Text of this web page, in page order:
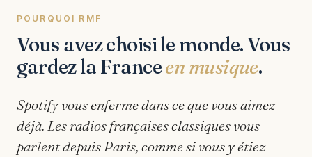
POURQUOI RMF
Vous avez choisi le monde. Vous
gardez la Franceen musique.
Spotify vous enferme dans ce que vous aimez
déjà. Les radios françaises classiques vous
parlent depuis Paris, comme si vous y étiez